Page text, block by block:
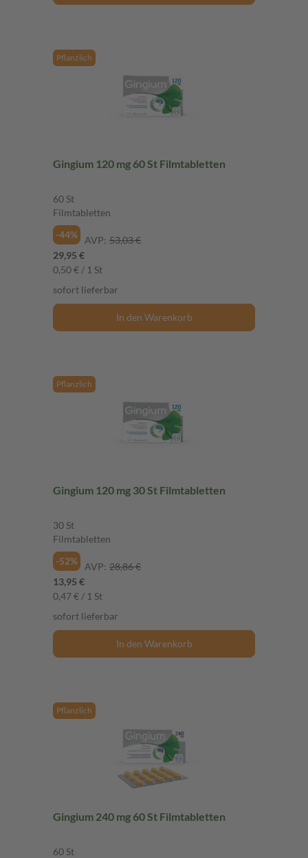
Pflanzlich
Gingium 120 mg 60 St Filmtabletten
60 St
Filmtabletten
-44%
AVP: 53,03 €
29,95 €
0,50 € / 1 St
sofort lieferbar
In den Warenkorb
Pflanzlich
Gingium 120 mg 30 St Filmtabletten
30 St
Filmtabletten
-52%
AVP: 28,86 €
13,95 €
0,47 € / 1 St
sofort lieferbar
In den Warenkorb
Pflanzlich
Gingium 240 mg 60 St Filmtabletten
60 St